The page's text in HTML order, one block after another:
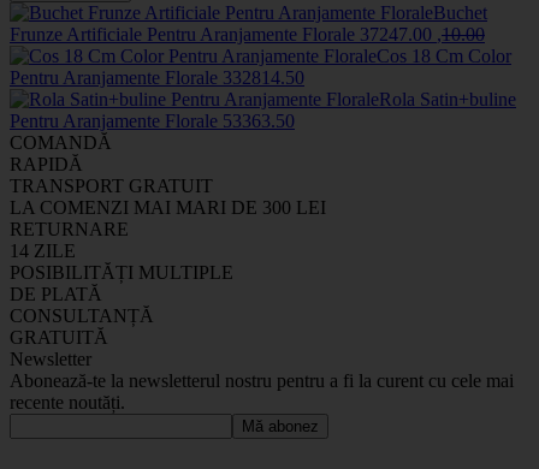
Buchet
Frunze Artificiale Pentru Aranjamente Florale 37247.00 ,10.00
Cos 18 Cm Color
Pentru Aranjamente Florale 332814.50
Rola Satin+buline
Pentru Aranjamente Florale 53363.50
COMANDĂ
RAPIDĂ
TRANSPORT GRATUIT
LA COMENZI MAI MARI DE 300 LEI
RETURNARE
14 ZILE
POSIBILITĂȚI MULTIPLE
DE PLATĂ
CONSULTANȚĂ
GRATUITĂ
Newsletter
Abonează-te la newsletterul nostru pentru a fi la curent cu cele mai
recente noutăți.
Mă abonez